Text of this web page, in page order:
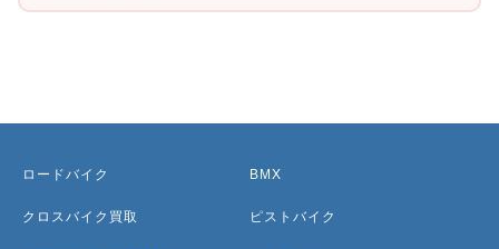
ロードバイク
クロスバイク買取
BMX
ピストバイク